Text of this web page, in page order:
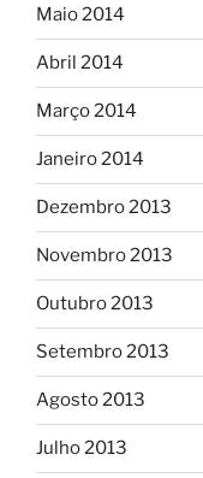
Maio 2014
Abril 2014
Março 2014
Janeiro 2014
Dezembro 2013
Novembro 2013
Outubro 2013
Setembro 2013
Agosto 2013
Julho 2013